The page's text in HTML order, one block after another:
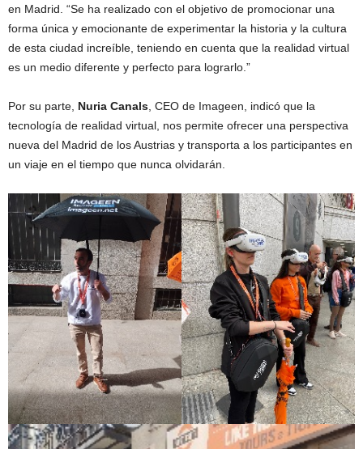
en Madrid. “Se ha realizado con el objetivo de promocionar una
forma única y emocionante de experimentar la historia y la cultura
de esta ciudad increíble, teniendo en cuenta que la realidad virtual
es un medio diferente y perfecto para lograrlo.”
Por su parte, Nuria Canals , CEO de Imageen, indicó que la
tecnología de realidad virtual, nos permite ofrecer una perspectiva
nueva del Madrid de los Austrias y transporta a los participantes en
un viaje en el tiempo que nunca olvidarán.